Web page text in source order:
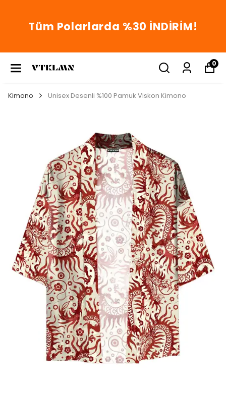
Tüm Polarlarda %30 İNDİRİM!
0
Kimono Unisex Desenli %100 Pamuk Viskon Kimono